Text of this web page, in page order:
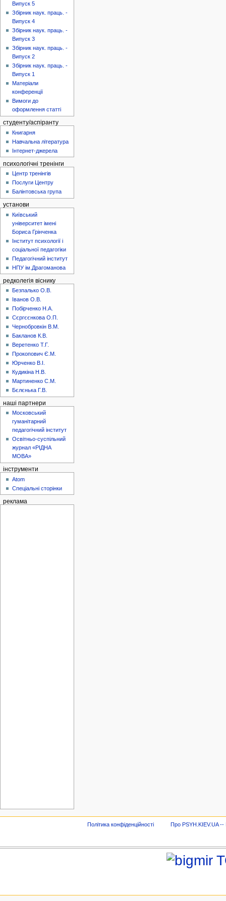
Випуск 5
Збірник наук. праць. -
Випуск 4
Збірник наук. праць. -
Випуск 3
Збірник наук. праць. -
Випуск 2
Збірник наук. праць. -
Випуск 1
Матеріали
конференції
Вимоги до
оформлення статті
студенту/аспіранту
Книгарня
Навчальна література
Інтернет-джерела
психологічні тренінги
Центр тренінгів
Послуги Центру
Балінтовська група
установи
Київський
університет імені
Бориса Грінченка
Інститут психології і
соціальної педагогіки
Педагогічний інститут
НПУ ім.Драгоманова
редколегія віснику
Безпалько О.В.
Іванов О.В.
Побірченко Н.А.
Сєргєєнкова О.П.
Чернобровкін В.М.
Бакланов К.В.
Веретенко Т.Г.
Прокопович Є.М.
Юрченко В.І.
Кудикіна Н.В.
Мартиненко С.М.
Бєлєнька Г.В.
наші партнери
Московський
гуманітарний
педагогічний інститут
Освітньо-суспільний
журнал «РІДНА
МОВА»
інструменти
Atom
Спеціальні сторінки
реклама
Політика конфіденційності Про PSYH.KIEV.UA --